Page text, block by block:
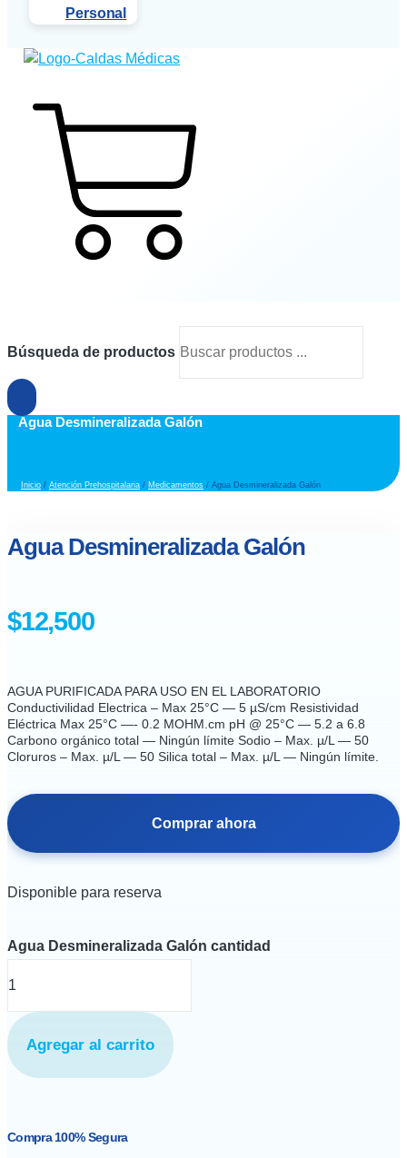
Personal
Búsqueda de productos
Agua Desmineralizada Galón
Inicio / Atención Prehospitalaria / Medicamentos / Agua Desmineralizada Galón
Agua Desmineralizada Galón
$12,500
AGUA PURIFICADA PARA USO EN EL LABORATORIO
Conductivilidad Electrica – Max 25°C — 5 µS/cm Resistividad
Eléctrica Max 25°C —- 0.2 MOHM.cm pH @ 25°C — 5.2 a 6.8
Carbono orgánico total — Ningún límite Sodio – Max. µ/L — 50
Cloruros – Max. µ/L — 50 Silica total – Max. µ/L — Ningún límite.
Comprar ahora
Disponible para reserva
Agua Desmineralizada Galón cantidad
Agregar al carrito
Compra 100% Segura